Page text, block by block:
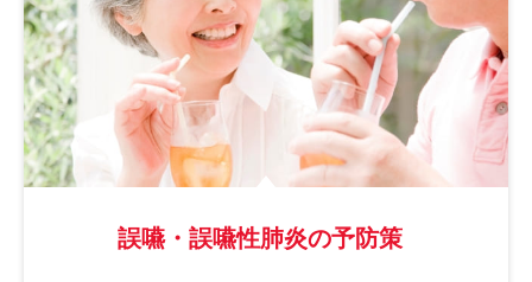
誤嚥・誤嚥性肺炎の予防策